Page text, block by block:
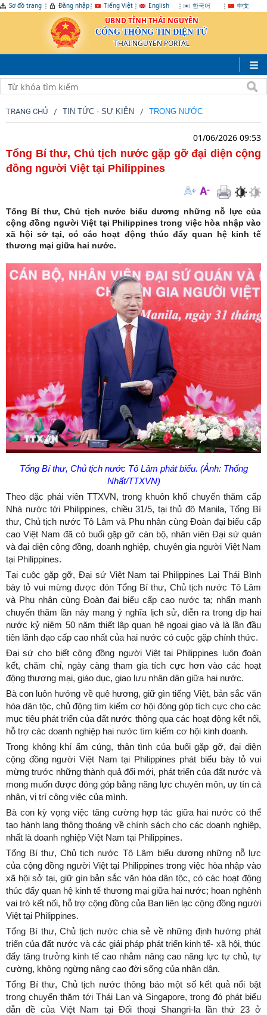
Sơ đồ trang Đăng nhập Tiếng Việt English 한국어 中文
UBND TỈNH THÁI NGUYÊN
CỔNG THÔNG TIN ĐIỆN TỬ
THAI NGUYEN PORTAL
TRANG CHỦ TIN TỨC - SỰ KIỆN TRONG NƯỚC
01/06/2026 09:53
Tổng Bí thư, Chủ tịch nước gặp gỡ đại diện cộng
đồng người Việt tại Philippines
Tổng Bí thư, Chủ tịch nước biểu dương những nỗ lực của
cộng đồng người Việt tại Philippines trong việc hòa nhập vào
xã hội sở tại, có các hoạt động thúc đẩy quan hệ kinh tế
thương mại giữa hai nước.
Tổng Bí thư, Chủ tịch nước Tô Lâm phát biểu. (Ảnh: Thống
Nhất/TTXVN)
Theo đặc phái viên TTXVN, trong khuôn khổ chuyến thăm cấp
Nhà nước tới Philippines, chiều 31/5, tại thủ đô Manila, Tổng Bí
thư, Chủ tịch nước Tô Lâm và Phu nhân cùng Đoàn đại biểu cấp
cao Việt Nam đã có buổi gặp gỡ cán bộ, nhân viên Đại sứ quán
và đại diện cộng đồng, doanh nghiệp, chuyên gia người Việt Nam
tại Philippines.
Tại cuộc gặp gỡ, Đại sứ Việt Nam tại Philippines Lại Thái Bình
bày tỏ vui mừng được đón Tổng Bí thư, Chủ tịch nước Tô Lâm
và Phu nhân cùng Đoàn đại biểu cấp cao nước ta; nhấn mạnh
chuyến thăm lần này mang ý nghĩa lịch sử, diễn ra trong dịp hai
nước kỷ niệm 50 năm thiết lập quan hệ ngoại giao và là lần đầu
tiên lãnh đạo cấp cao nhất của hai nước có cuộc gặp chính thức.
Đại sứ cho biết cộng đồng người Việt tại Philippines luôn đoàn
kết, chăm chỉ, ngày càng tham gia tích cực hơn vào các hoạt
động thương mại, giáo dục, giao lưu nhân dân giữa hai nước.
Bà con luôn hướng về quê hương, giữ gìn tiếng Việt, bản sắc văn
hóa dân tộc, chủ động tìm kiếm cơ hội đóng góp tích cực cho các
mục tiêu phát triển của đất nước thông qua các hoạt động kết nối,
hỗ trợ các doanh nghiệp hai nước tìm kiếm cơ hội kinh doanh.
Trong không khí ấm cúng, thân tình của buổi gặp gỡ, đại diện
cộng đồng người Việt Nam tại Philippines phát biểu bày tỏ vui
mừng trước những thành quả đổi mới, phát triển của đất nước và
mong muốn được đóng góp bằng năng lực chuyên môn, uy tín cá
nhân, vị trí công việc của mình.
Bà con kỳ vọng việc tăng cường hợp tác giữa hai nước có thể
tạo hành lang thông thoáng về chính sách cho các doanh nghiệp,
nhất là doanh nghiệp Việt Nam tại Philippines.
Tổng Bí thư, Chủ tịch nước Tô Lâm biểu dương những nỗ lực
của cộng đồng người Việt tại Philippines trong việc hòa nhập vào
xã hội sở tại, giữ gìn bản sắc văn hóa dân tộc, có các hoạt động
thúc đẩy quan hệ kinh tế thương mại giữa hai nước; hoan nghênh
vai trò kết nối, hỗ trợ cộng đồng của Ban liên lạc cộng đồng người
Việt tại Philippines.
Tổng Bí thư, Chủ tịch nước chia sẻ về những định hướng phát
triển của đất nước và các giải pháp phát triển kinh tế- xã hội, thúc
đẩy tăng trưởng kinh tế cao nhằm nâng cao năng lực tự chủ, tự
cường, không ngừng nâng cao đời sống của nhân dân.
Tổng Bí thư, Chủ tịch nước thông báo một số kết quả nổi bật
trong chuyến thăm tới Thái Lan và Singapore, trong đó phát biểu
dẫn đề của Việt Nam tại Đối thoại Shangri-la lần thứ 23 ở